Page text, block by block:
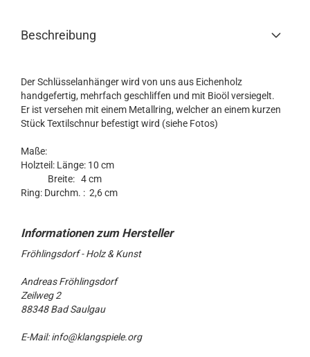
Beschreibung
Der Schlüsselanhänger wird von uns aus Eichenholz
handgefertig, mehrfach geschliffen und mit Bioöl versiegelt.
Er ist versehen mit einem Metallring, welcher an einem kurzen
Stück Textilschnur befestigt wird (siehe Fotos)
Maße:
Holzteil: Länge: 10 cm
Breite: 4 cm
Ring: Durchm. : 2,6 cm
Fröhlingsdorf - Holz & Kunst
Andreas Fröhlingsdorf
Zeilweg 2
88348 Bad Saulgau
E-Mail: info@klangspiele.org